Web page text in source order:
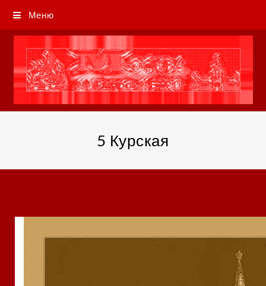
Меню
5 Курская